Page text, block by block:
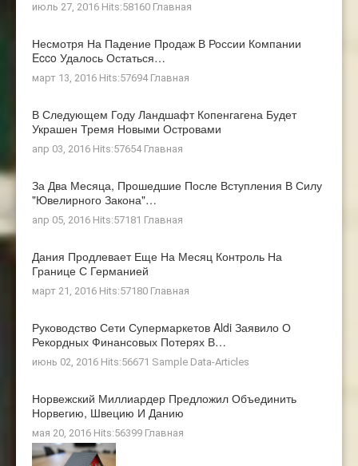
июль 27, 2016 Hits:58160 Главная
Несмотря На Падение Продаж В России Компании
Ecco Удалось Остаться…
март 13, 2016 Hits:57694 Главная
В Следующем Году Ландшафт Копенгагена Будет
Украшен Тремя Новыми Островами
апр 03, 2016 Hits:57654 Главная
За Два Месяца, Прошедшие После Вступления В Силу
"ювелирного Закона"…
апр 05, 2016 Hits:57181 Главная
Дания Продлевает Еще На Месяц Контроль На
Границе С Германией
март 21, 2016 Hits:57180 Главная
Руководство Сети Супермаркетов Aldi Заявило О
Рекордных Финансовых Потерях В…
июнь 02, 2016 Hits:56671 Sample Data-Articles
Норвежский Миллиардер Предложил Объединить
Норвегию, Швецию И Данию
мая 20, 2016 Hits:56399 Главная